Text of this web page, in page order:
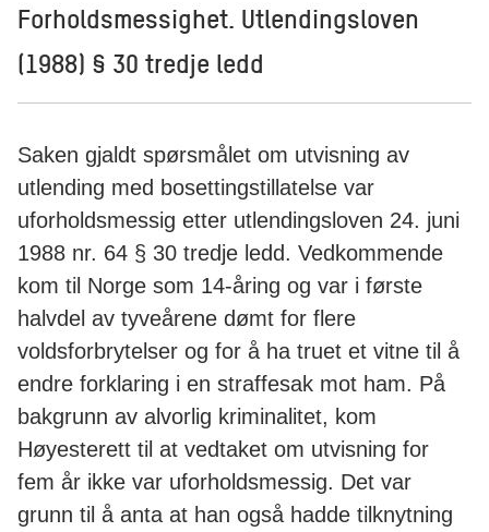
Forholdsmessighet. Utlendingsloven
(1988) § 30 tredje ledd
Saken gjaldt spørsmålet om utvisning av
utlending med bosettingstillatelse var
uforholdsmessig etter utlendingsloven 24. juni
1988 nr. 64 § 30 tredje ledd. Vedkommende
kom til Norge som 14-åring og var i første
halvdel av tyveårene dømt for flere
voldsforbrytelser og for å ha truet et vitne til å
endre forklaring i en straffesak mot ham. På
bakgrunn av alvorlig kriminalitet, kom
Høyesterett til at vedtaket om utvisning for
fem år ikke var uforholdsmessig. Det var
grunn til å anta at han også hadde tilknytning